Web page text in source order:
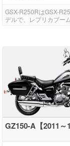
GSX-R250RはGSX-
デルで、レプリカブー
GZ150-A【2011～